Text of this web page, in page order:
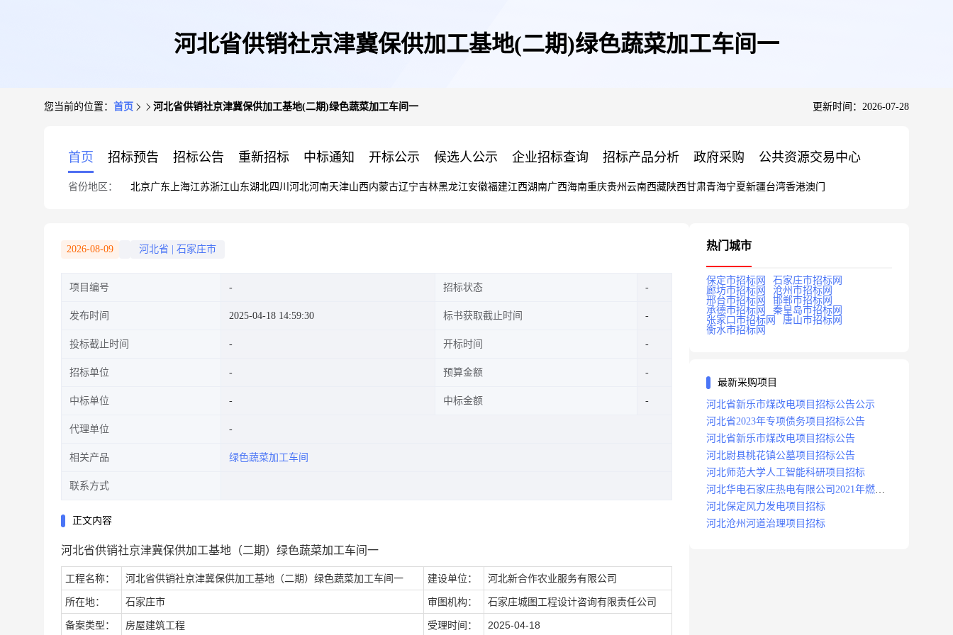
河北省供销社京津冀保供加工基地(二期)绿色蔬菜加工车间一
您当前的位置： 首页 河北省供销社京津冀保供加工基地(二期)绿色蔬菜加工车间一 更新时间：2026-07-28
首页 招标预告 招标公告 重新招标 中标通知 开标公示 候选人公示 企业招标查询 招标产品分析 政府采购 公共资源交易中心
省份地区： 北京广东 上海江苏浙江山东湖北四川 河北河南天津山西内蒙古辽宁吉林黑龙江安徽福建江西湖南广西海南重庆贵州 云南西藏陕西甘肃青海宁夏新疆台湾香港澳门
2026-08-09 河北省 石家庄市
项目编号 招标状态
发布时间 2025-04-18 14:59:30 标书获取截止时间
投标截止时间 开标时间
招标单位 预算金额
中标单位 中标金额
代理单位
相关产品 绿色蔬菜加工车间
联系方式
正文内容
河北省供销社京津冀保供加工基地（二期）绿色蔬菜加工车间一
工程名称： 河北省供销社京津冀保供加工基地（二期）绿色蔬菜加工车间一 建设单位： 河北新合作农业服务有限公司
所在地： 石家庄市 审图机构： 石家庄城图工程设计咨询有限责任公司
备案类型： 房屋建筑工程 受理时间： 2025-04-18
热门城市
保定市招标网
石家庄市招标网
廊坊市招标网
沧州市招标网
邢台市招标网
邯郸市招标网
承德市招标网
秦皇岛市招标网
张家口市招标网
唐山市招标网
衡水市招标网
最新采购项目
河北省新乐市煤改电项目招标公告公示
河北省2023年专项债务项目招标公告
河北省新乐市煤改电项目招标公告
河北尉县桃花镇公墓项目招标公告
河北师范大学人工智能科研项目招标
河北华电石家庄热电有限公司2021年燃料
分场辅助运行项目招标公告
河北保定风力发电项目招标
河北沧州河道治理项目招标